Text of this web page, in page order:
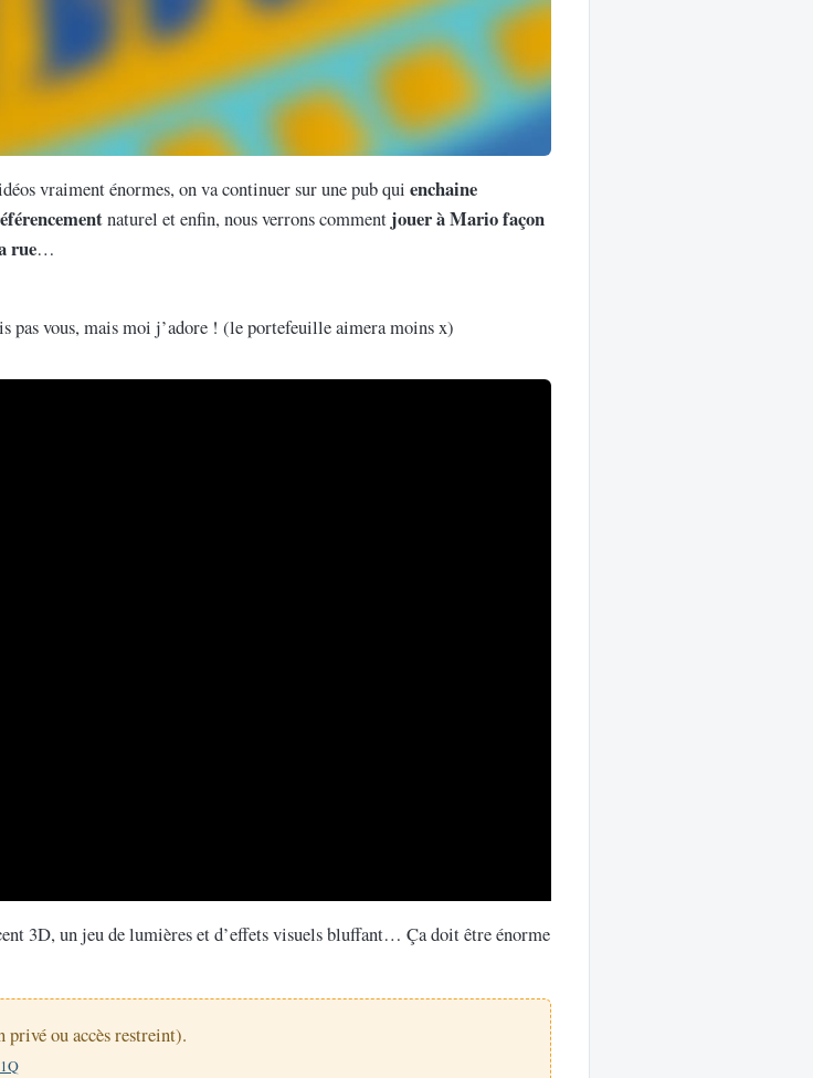
vraiment énormes, on va continuer sur une pub qui enchaine
naturel et enfin, nous verrons comment jouer à Mario façon
rue…
vous, mais moi j’adore ! (le portefeuille aimera moins x)
3D, un jeu de lumières et d’effets visuels bluffant… Ça doit être énorme
privé ou accès restreint).